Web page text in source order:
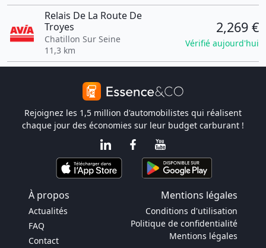
Relais De La Route De
Troyes
Chatillon Sur Seine
11,3 km
2,269 €
Vérifié aujourd'hui
Rejoignez les 1,5 million d'automobilistes qui réalisent
chaque jour des économies sur leur budget carburant !
À propos Mentions légales
Actualités
FAQ
Contact
Conditions d'utilisation
Politique de confidentialité
Mentions légales